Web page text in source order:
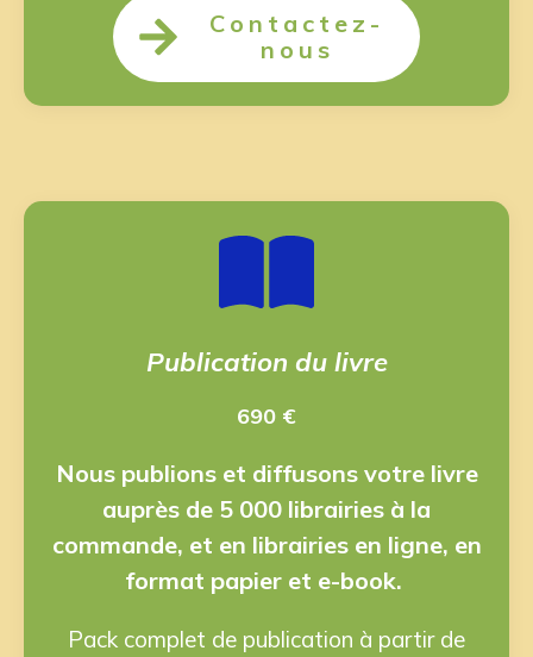
Contactez-
nous
Publication du livre
690 €
Nous publions et diffusons votre livre
auprès de 5 000 librairies à la
commande, et en librairies en ligne, en
format papier et e-book.
Pack complet de publication à partir de